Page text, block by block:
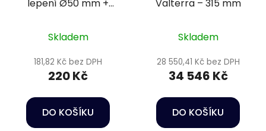
lepení Ø50 mm +
Skladem
181,82 Kč bez DPH
220 Kč
DO KOŠÍKU
Valterra – 315 mm
Skladem
28 550,41 Kč bez DPH
34 546 Kč
DO KOŠÍKU